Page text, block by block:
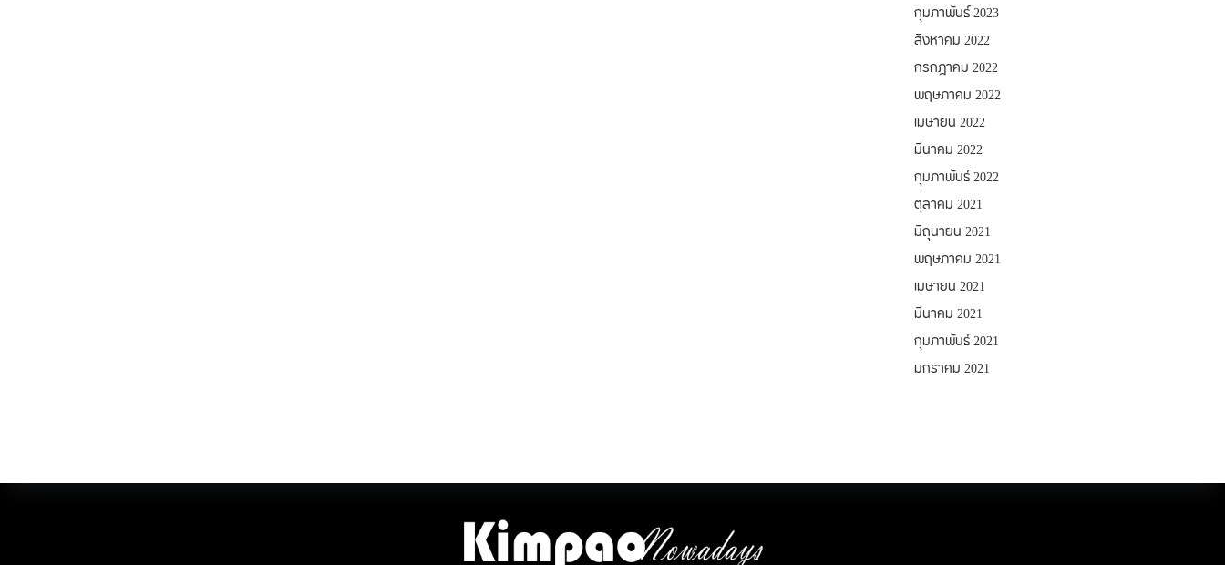
กุมภาพันธ์ 2023
สิงหาคม 2022
กรกฎาคม 2022
พฤษภาคม 2022
เมษายน 2022
มีนาคม 2022
กุมภาพันธ์ 2022
ตุลาคม 2021
มิถุนายน 2021
พฤษภาคม 2021
เมษายน 2021
มีนาคม 2021
กุมภาพันธ์ 2021
มกราคม 2021